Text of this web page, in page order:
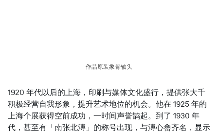
作品原装象骨轴头
1920 年代以后的上海，印刷与媒体文化盛行，提供张大千
积极经营自我形象，提升艺术地位的机会。他在 1925 年的
上海个展获得空前成功，一时间声誉鹊起。到了 1930 年
代，甚至有「南张北溥」的称号出现，与溥心畲齐名，显示